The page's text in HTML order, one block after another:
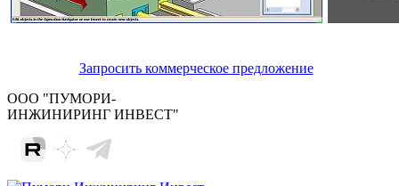
Запросить коммерческое предложение
ООО "ПУМОРИ-
ИНЖИНИРИНГ ИНВЕСТ"